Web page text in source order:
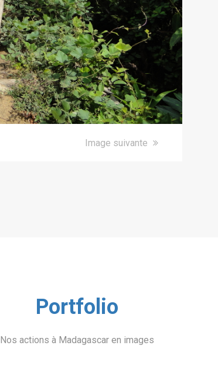
Image suivante
Portfolio
Nos actions à Madagascar en images